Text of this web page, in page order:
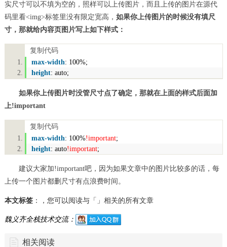
实尺寸可以不填为空的，照样可以上传图片，而且上传的图片在源代
码里看<img>标签里没有限定宽高， 如果你上传图片的时候没有填尺
寸，那就给内容页图片写上如下样式：
复制代码
max-width: 100%;
height: auto;
如果你上传图片时没管尺寸点了确定，那就在上面的样式后面加
上!important
复制代码
max-width: 100%!important;
height: auto!important;
建议大家加!important吧，因为如果文章中的图片比较多的话，每
上传一个图片都删尺寸有点浪费时间。
本文标签：，您可以阅读与「」相关的所有文章
魏义齐全栈技术交流：
相关阅读